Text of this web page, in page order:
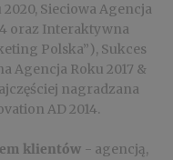
Sieciowa Agencja
oraz Interaktywna
Polska”), Sukces
Agencja Roku 2017 &
nagradzana
AD 2014.
klientów - agencją,